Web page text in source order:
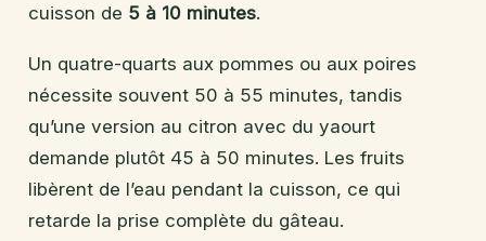
cuisson de 5 à 10 minutes.
Un quatre-quarts aux pommes ou aux poires
nécessite souvent 50 à 55 minutes, tandis
qu’une version au citron avec du yaourt
demande plutôt 45 à 50 minutes. Les fruits
libèrent de l’eau pendant la cuisson, ce qui
retarde la prise complète du gâteau.